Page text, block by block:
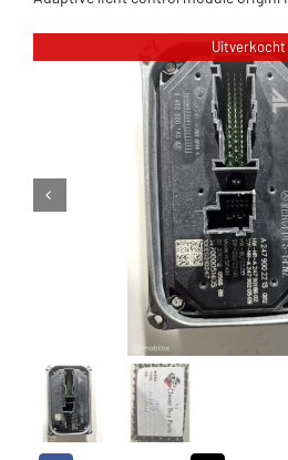
Uitverkocht